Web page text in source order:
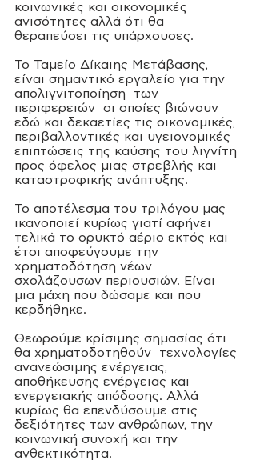
κοινωνικές και οικονομικές
ανισότητες αλλά ότι θα
θεραπεύσει τις υπάρχουσες.
Το Ταμείο Δίκαιης Μετάβασης,
είναι σημαντικό εργαλείο για την
απολιγνιτοποίηση  των
περιφερειών οι οποίες βιώνουν
εδώ και δεκαετίες τις οικονομικές,
περιβαλλοντικές και υγειονομικές
επιπτώσεις της καύσης του λιγνίτη
προς όφελος μιας στρεβλής και
καταστροφικής ανάπτυξης.
Το αποτέλεσμα του τριλόγου μας
ικανοποιεί κυρίως γιατί αφήνει
τελικά το ορυκτό αέριο εκτός και
έτσι αποφεύγουμε την
χρηματοδότηση νέων
σχολάζουσων περιουσιών. Είναι
μια μάχη που δώσαμε και που
κερδήθηκε.
Θεωρούμε κρίσιμης σημασίας ότι
θα χρηματοδοτηθούν  τεχνολογίες
ανανεώσιμης ενέργειας,
αποθήκευσης ενέργειας και
ενεργειακής απόδοσης. Αλλά
κυρίως θα επενδύσουμε στις
δεξιότητες των ανθρώπων, την
κοινωνική συνοχή και την
ανθεκτικότητα.